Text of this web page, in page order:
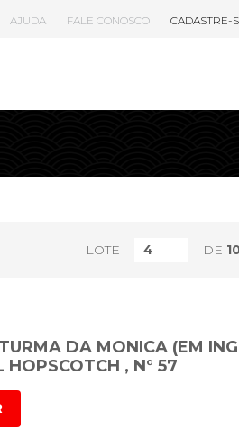
AJUDA FALE CONOSCO CADASTRE-
LOTE DE
DA MONICA (EM
HOPSCOTCH , N° 57